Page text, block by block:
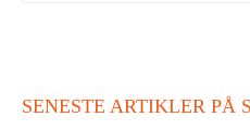
SENESTE ARTIKLER PÅ